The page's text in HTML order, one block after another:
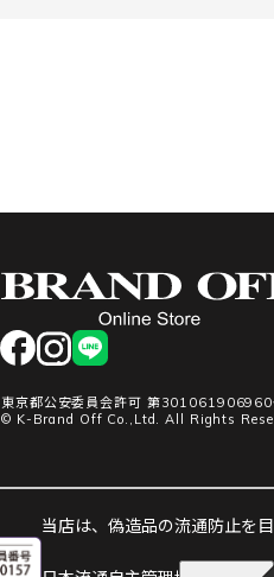
facebookinstagram
LINE
東京都公安委員会許可 第
© K-Brand Off Co.,Ltd. All Rights
当店は、偽造品の流通防止を